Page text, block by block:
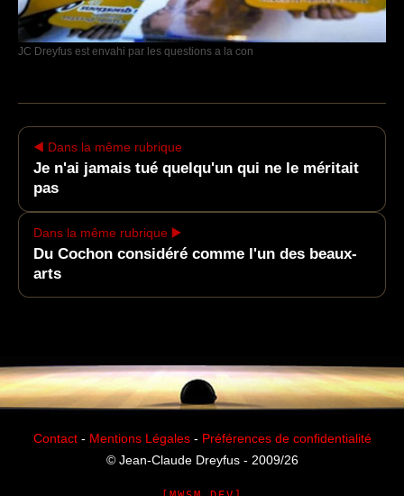
JC Dreyfus est envahi par les questions a la con
◀️ Dans la même rubrique
Je n'ai jamais tué quelqu'un qui ne le méritait
pas
Dans la même rubrique ▶️
Du Cochon considéré comme l'un des beaux-
arts
Contact- Mentions Légales- Préférences de confidentialité
© Jean-Claude Dreyfus - 2009/26